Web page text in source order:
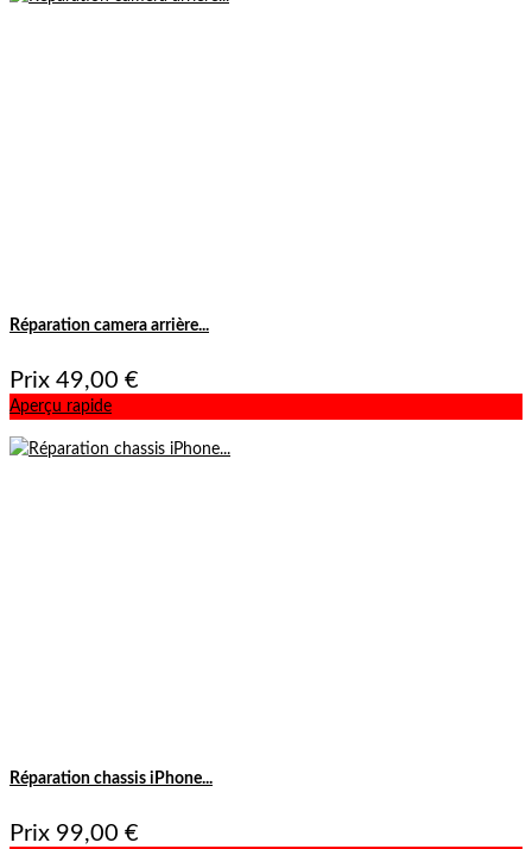
Réparation camera arrière...
Prix 49,00 €
Aperçu rapide
Réparation chassis iPhone...
Prix 99,00 €